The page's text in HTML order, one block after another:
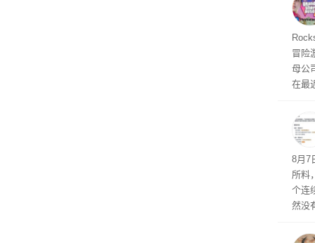
命令
起
防御
气将
发效
期
冒险
母公
在最
ss
悄
8月7
所料
个连
然没
有